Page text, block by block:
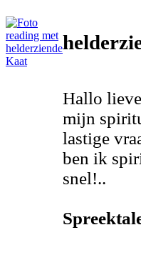
Hallo
mijn
lastige
ben ik
snel!..